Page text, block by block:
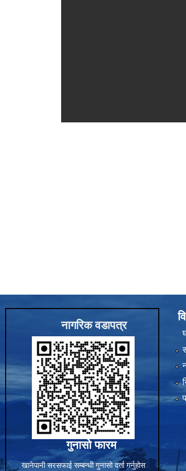
नागरिक वडापत्र
गुनासो फारम
खानेपानी सरसफाई सम्बन्धी गुनासो दर्ता गर्नुहोस